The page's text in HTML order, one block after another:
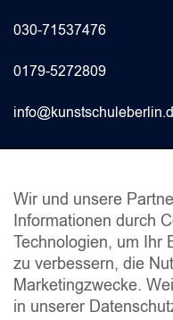
030-71537476
0179-5272809
INFO
Fragen & Antworten
Studienberatung
Stundenpläne
Schulordnung
Wir und unsere
Informationen durch
Technologien, um Ihr
zu verbessern, die
Marketingzwecke.
in unserer